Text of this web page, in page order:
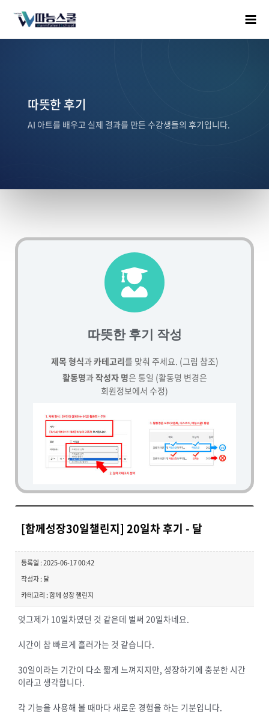
따뜻한 후기
AI 아트를 배우고 실제 결과를 만든 수강생들의 후기입니다.
따뜻한 후기 작성
제목 형식과카테고리를 맞춰 주세요. (그림 참조)
활동명과작성자 명은 통일 (활동명 변경은
회원정보에서 수정)
[함께성장30일챌린지] 20일차 후기 - 달
등록일 : 2025-06-17 00:42
작성자 : 달
카테고리 : 함께 성장 챌린지
엊그제가 10일차였던 것 같은데 벌써 20일차네요.
시간이 참 빠르게 흘러가는 것 같습니다.
30일이라는 기간이 다소 짧게 느껴지지만, 성장하기에 충분한 시간
이라고 생각합니다.
각 기능을 사용해 볼 때마다 새로운 경험을 하는 기분입니다.